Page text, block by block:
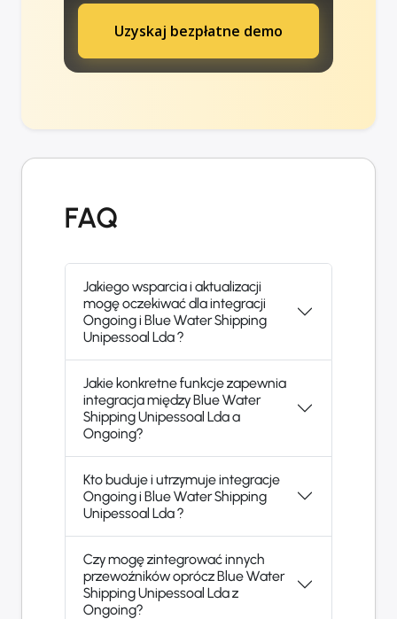
Uzyskaj bezpłatne demo
FAQ
Jakiego wsparcia i aktualizacji
mogę oczekiwać dla integracji
Ongoing i Blue Water Shipping
Unipessoal Lda ?
Jakie konkretne funkcje zapewnia
integracja między Blue Water
Shipping Unipessoal Lda a
Ongoing?
Kto buduje i utrzymuje integracje
Ongoing i Blue Water Shipping
Unipessoal Lda ?
Czy mogę zintegrować innych
przewoźników oprócz Blue Water
Shipping Unipessoal Lda z
Ongoing?